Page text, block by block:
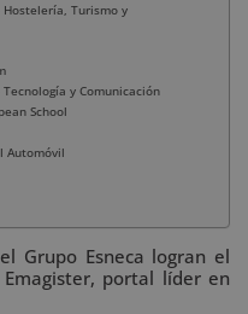
Hostelería, Turismo y
y Comunicación
School
Automóvil
Grupo Esneca logran el
portal líder en